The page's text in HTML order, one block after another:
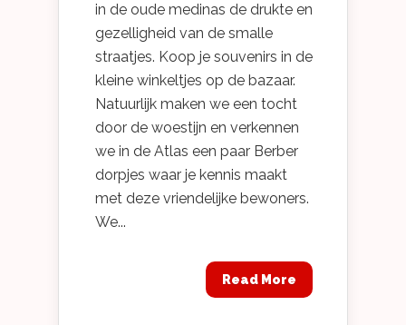
in de oude medinas de drukte en
gezelligheid van de smalle
straatjes. Koop je souvenirs in de
kleine winkeltjes op de bazaar.
Natuurlijk maken we een tocht
door de woestijn en verkennen
we in de Atlas een paar Berber
dorpjes waar je kennis maakt
met deze vriendelijke bewoners.
We...
Read More